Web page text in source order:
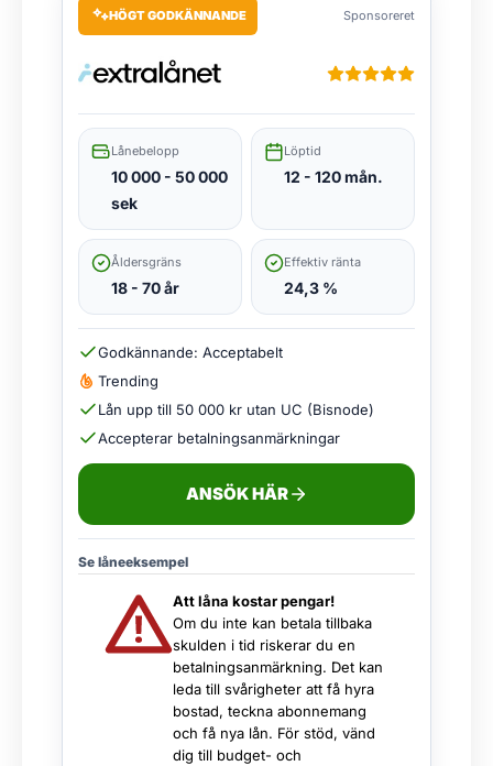
HÖGT GODKÄNNANDE Sponsoreret
Lånebelopp
10 000 - 50 000
sek
Löptid
12 - 120 mån.
Åldersgräns
18 - 70 år
Effektiv ränta
24,3 %
Godkännande: Acceptabelt
Trending
Lån upp till 50 000 kr utan UC (Bisnode)
Accepterar betalningsanmärkningar
ANSÖK HÄR
Se låneeksempel
Att låna kostar pengar!
Om du inte kan betala tillbaka
skulden i tid riskerar du en
betalningsanmärkning. Det kan
leda till svårigheter att få hyra
bostad, teckna abonnemang
och få nya lån. För stöd, vänd
dig till budget- och